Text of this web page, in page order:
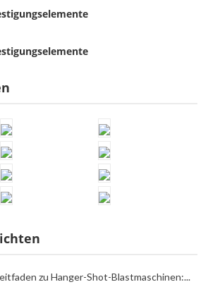
zu Hanger-Shot-Blastmaschinen:...